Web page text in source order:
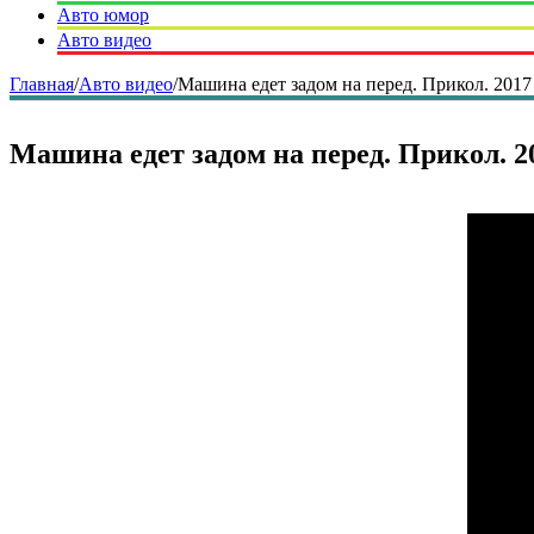
Авто юмор
Авто видео
Главная/Авто видео/Машина едет задом на перед. Прикол. 2017
Машина едет задом на перед. Прикол.